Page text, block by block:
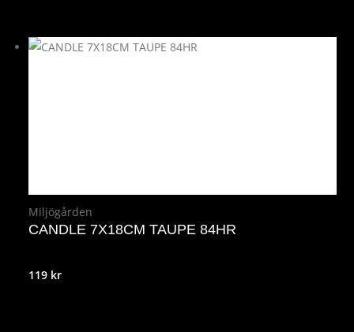
Miljögården
CANDLE 7X18CM TAUPE 84HR
119 kr